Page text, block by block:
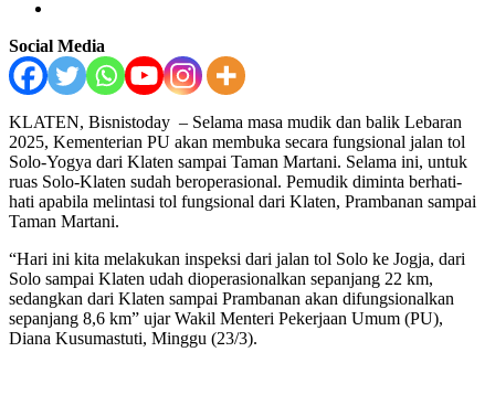
Social Media
KLATEN, Bisnistoday – Selama masa mudik dan balik Lebaran
2025, Kementerian PU akan membuka secara fungsional jalan tol
Solo-Yogya dari Klaten sampai Taman Martani. Selama ini, untuk
ruas Solo-Klaten sudah beroperasional. Pemudik diminta berhati-
hati apabila melintasi tol fungsional dari Klaten, Prambanan sampai
Taman Martani.
“Hari ini kita melakukan inspeksi dari jalan tol Solo ke Jogja, dari
Solo sampai Klaten udah dioperasionalkan sepanjang 22 km,
sedangkan dari Klaten sampai Prambanan akan difungsionalkan
sepanjang 8,6 km” ujar Wakil Menteri Pekerjaan Umum (PU),
Diana Kusumastuti, Minggu (23/3).